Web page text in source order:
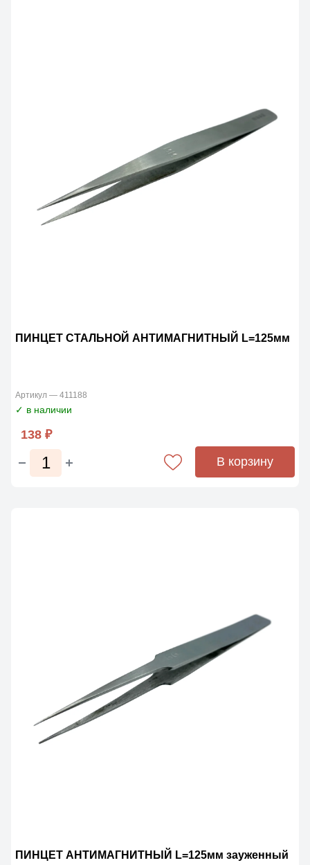
ПИНЦЕТ СТАЛЬНОЙ АНТИМАГНИТНЫЙ L=125мм
Артикул — 411188
✓ в наличии
138 ₽
В корзину
ПИНЦЕТ АНТИМАГНИТНЫЙ L=125мм зауженный